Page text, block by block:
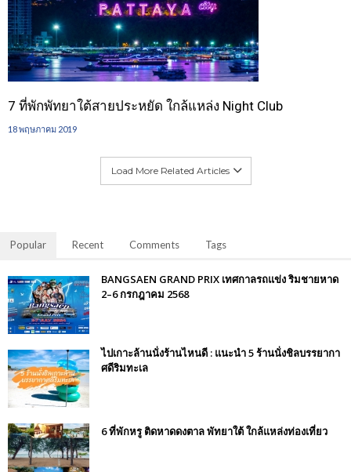
7 ที่พักพัทยาใต้สายประหยัด ใกล้แหล่ง Night Club
18 พฤษภาคม 2019
Load More Related Articles
Popular Recent Comments Tags
BANGSAEN GRAND PRIX เทศกาลรถแข่ง ริมชายหาด
2–6 กรกฎาคม 2568
ไปเกาะล้านนั่งร้านไหนดี : แนะนำ 5 ร้านนั่งชิลบรรยากา
ศดีริมทะเล
6 ที่พักหรู ติดหาดดงตาล พัทยาใต้ ใกล้แหล่งท่องเที่ยว